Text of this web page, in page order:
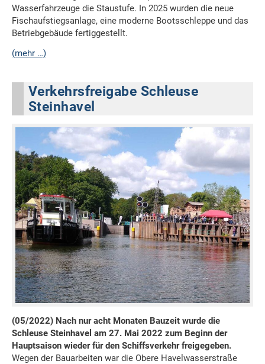
Wasserfahrzeuge die Staustufe. In 2025 wurden die neue
Fischaufstiegsanlage, eine moderne Bootsschleppe und das
Betriebgebäude fertiggestellt.
(mehr …)
Verkehrsfreigabe Schleuse
Steinhavel
(05/2022) Nach nur acht Monaten Bauzeit wurde die
Schleuse Steinhavel am 27. Mai 2022 zum Beginn der
Hauptsaison wieder für den Schiffsverkehr freigegeben.
Wegen der Bauarbeiten war die Obere Havelwasserstraße